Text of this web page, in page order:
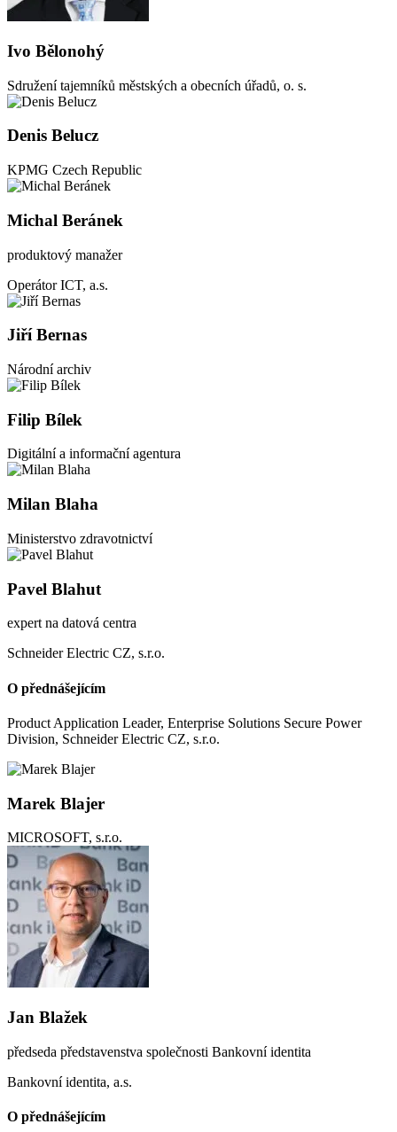
Ivo Bělonohý
Sdružení tajemníků městských a obecních úřadů, o. s.
Denis Belucz
KPMG Czech Republic
Michal Beránek
produktový manažer
Operátor ICT, a.s.
Jiří Bernas
Národní archiv
Filip Bílek
Digitální a informační agentura
Milan Blaha
Ministerstvo zdravotnictví
Pavel Blahut
expert na datová centra
Schneider Electric CZ, s.r.o.
O přednášejícím
Product Application Leader, Enterprise Solutions Secure Power
Division, Schneider Electric CZ, s.r.o.
Marek Blajer
MICROSOFT, s.r.o.
Jan Blažek
předseda představenstva společnosti Bankovní identita
Bankovní identita, a.s.
O přednášejícím